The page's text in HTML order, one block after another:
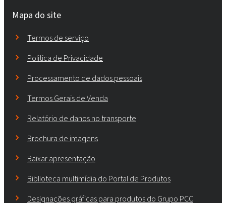
Mapa do site
Termos de serviço
Política de Privacidade
Processamento de dados pessoais
Termos Gerais de Venda
Relatório de danos no transporte
Brochura de imagens
Baixar apresentação
Biblioteca multimídia do Portal de Produtos
Designações gráficas para produtos do Grupo PCC